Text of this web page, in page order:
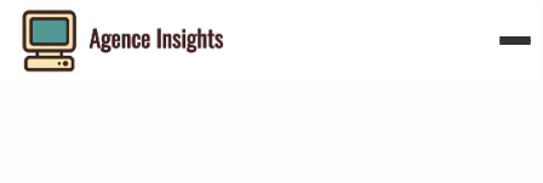
Aller
au
contenu